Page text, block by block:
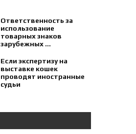
Ответственность за
использование
товарных знаков
зарубежных ...
Если экспертизу на
выставке кошек
проводят иностранные
судьи